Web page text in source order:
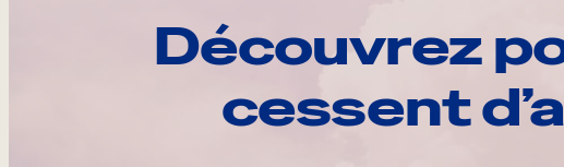
Découvrez
cessent